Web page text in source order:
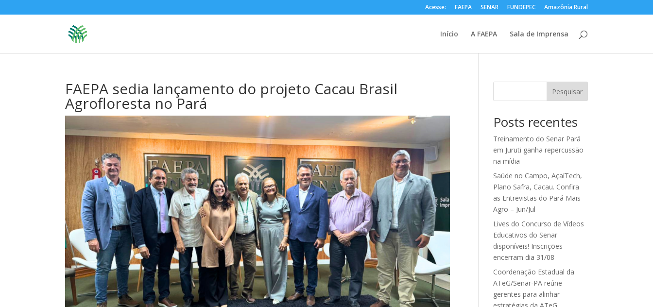
Acesse: FAEPA SENAR FUNDEPEC Amazônia Rural
Início A FAEPA Sala de Imprensa
FAEPA sedia lançamento do projeto Cacau Brasil
Agrofloresta no Pará
Pesquisar
Posts recentes
Treinamento do Senar Pará
em Juruti ganha repercussão
na mídia
Saúde no Campo, AçaíTech,
Plano Safra, Cacau. Confira
as Entrevistas do Pará Mais
Agro – Jun/Jul
Lives do Concurso de Vídeos
Educativos do Senar
disponíveis! Inscrições
encerram dia 31/08
Coordenação Estadual da
ATeG/Senar-PA reúne
gerentes para alinhar